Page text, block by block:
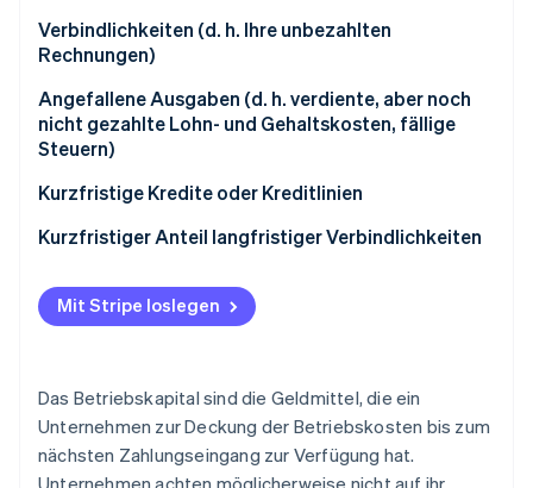
Kurzfristige Verbindlichkeiten
Verbindlichkeiten (d. h. Ihre unbezahlten
Rechnungen)
Angefallene Ausgaben (d. h. verdiente, aber noch
nicht gezahlte Lohn- und Gehaltskosten, fällige
Steuern)
Kurzfristige Kredite oder Kreditlinien
Kurzfristiger Anteil langfristiger Verbindlichkeiten
Beispielrechnung
Mit Stripe loslegen
Das Betriebskapital sind die Geldmittel, die ein
Unternehmen zur Deckung der Betriebskosten bis zum
nächsten Zahlungseingang zur Verfügung hat.